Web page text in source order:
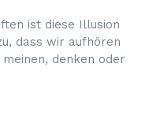
ist diese Illusion
dass wir aufhören
denken oder